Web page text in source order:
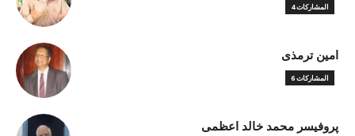
4 المشاركات
امین ترمذی
6 المشاركات
پروفیسر محمد خالد اعظمی